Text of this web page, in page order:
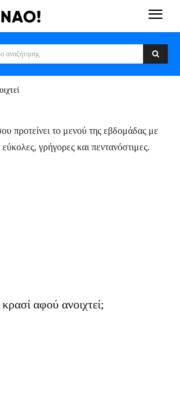
αναζήτησης
προτείνει το μενού της εβδομάδας με
γρήγορες και πεντανόστιμες.
αφού ανοιχτεί;